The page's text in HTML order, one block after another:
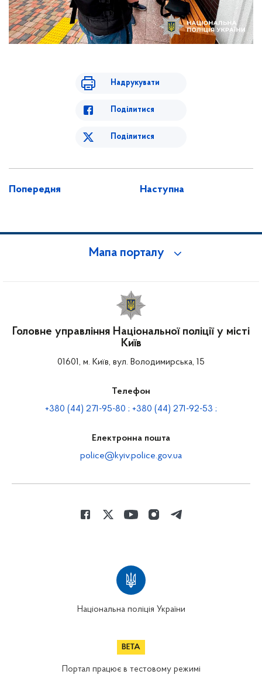
Надрукувати
Поділитися
Поділитися
Попередня Наступна
Мапа порталу
Головне управління Національної поліції у місті
Київ
01601, м. Київ, вул. Володимирська, 15
Телефон
+380 (44) 271-95-80 ; +380 (44) 271-92-53 ;
Електронна пошта
police@kyiv.police.gov.ua
Національна поліція України
Портал працює в тестовому режимі